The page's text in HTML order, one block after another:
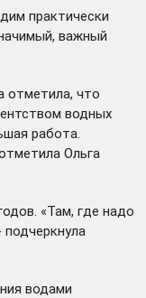
практически
важный
отметила, что
водных
работа.
Ольга
«Там, где надо
водами